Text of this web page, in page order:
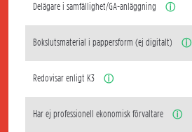
Delägare i samfällighet/GA-anläggning ⓘ
Bokslutsmaterial i pappersform (ej digitalt) ⓘ
Redovisar enligt K3 ⓘ
Har ej professionell ekonomisk förvaltare ⓘ